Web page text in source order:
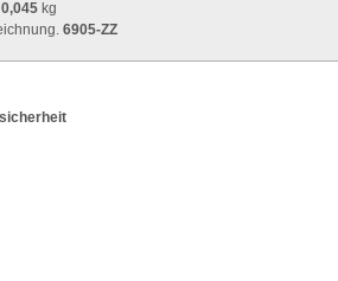
0,045 kg
6905-ZZ